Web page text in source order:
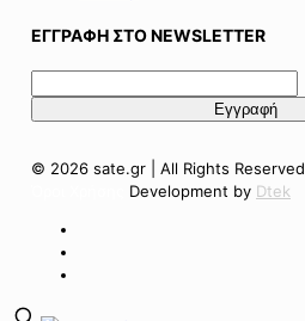
ΕΓΓΡΑΦΗ ΣΤΟ NEWSLETTER
© 2026 sate.gr | All Rights Reserved
Development by Dtek